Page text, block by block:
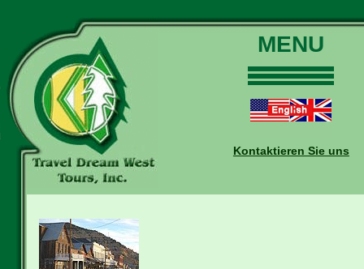
MENU
Touren
Daten und Preise
Buchungen
Kontaktieren Sie uns